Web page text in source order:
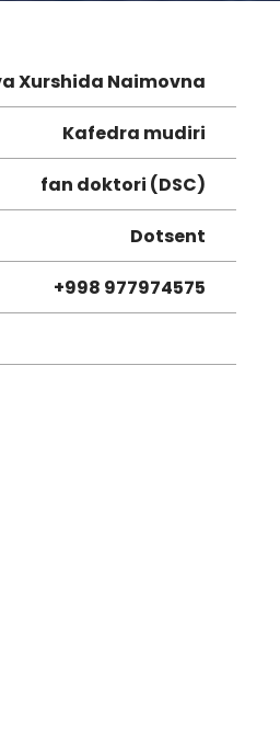
Xurshida Naimovna
Kafedra mudiri
fan doktori (DSC)
Dotsent
+998 977974575